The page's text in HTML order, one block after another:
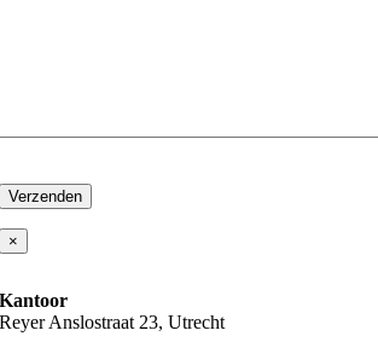
dit
leeg
te
×
Kantoor
Reyer Anslostraat 23, Utrecht